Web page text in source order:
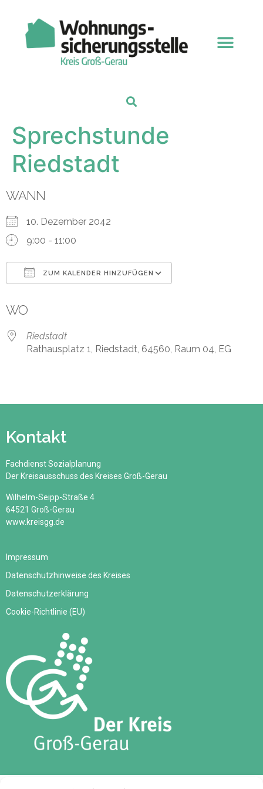
Sprechstunde
Riedstadt
WANN
10. Dezember 2042
9:00 - 11:00
ZUM KALENDER HINZUFÜGEN
WO
Riedstadt
Rathausplatz 1, Riedstadt, 64560, Raum 04, EG
Kontakt
Fachdienst Sozialplanung
Der Kreisausschuss des Kreises Groß-Gerau
Wilhelm-Seipp-Straße 4
64521 Groß-Gerau
www.kreisgg.de
Impressum
Datenschutzhinweise des Kreises
Datenschutzerklärung
Cookie-Richtlinie (EU)